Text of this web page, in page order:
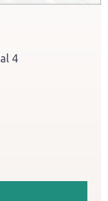
4